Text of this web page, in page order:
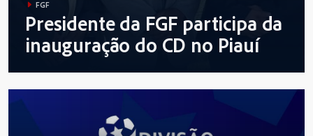
FGF
Presidente da FGF participa da
inauguração do CD no Piauí